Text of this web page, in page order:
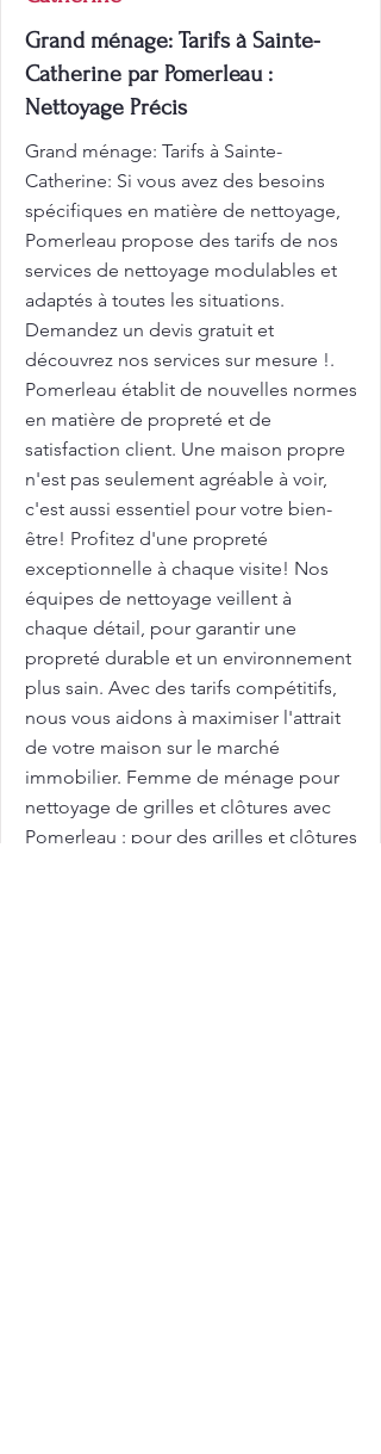
Grand ménage: Tarifs à Sainte-
Catherine par Pomerleau :
Nettoyage Précis
Grand ménage: Tarifs à Sainte-
Catherine: Si vous avez des besoins
spécifiques en matière de nettoyage,
Pomerleau propose des tarifs de nos
services de nettoyage modulables et
adaptés à toutes les situations.
Demandez un devis gratuit et
découvrez nos services sur mesure !.
Pomerleau établit de nouvelles normes
en matière de propreté et de
satisfaction client. Une maison propre
n'est pas seulement agréable à voir,
c'est aussi essentiel pour votre bien-
être! Profitez d'une propreté
exceptionnelle à chaque visite! Nos
équipes de nettoyage veillent à
chaque détail, pour garantir une
propreté durable et un environnement
plus sain. Avec des tarifs compétitifs,
nous vous aidons à maximiser l'attrait
de votre maison sur le marché
immobilier. Femme de ménage pour
nettoyage de grilles et clôtures avec
Pomerleau : pour des grilles et clôtures